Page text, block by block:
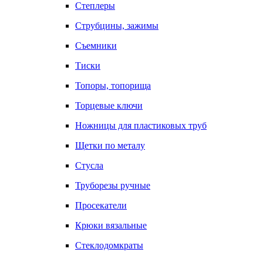
Степлеры
Струбцины, зажимы
Съемники
Тиски
Топоры, топорища
Торцевые ключи
Ножницы для пластиковых труб
Щетки по металу
Стусла
Труборезы ручные
Просекатели
Крюки вязальные
Стеклодомкраты